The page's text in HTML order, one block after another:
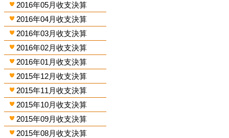
2016年05月收支決算
2016年04月收支決算
2016年03月收支決算
2016年02月收支決算
2016年01月收支決算
2015年12月收支決算
2015年11月收支決算
2015年10月收支決算
2015年09月收支決算
2015年08月收支決算